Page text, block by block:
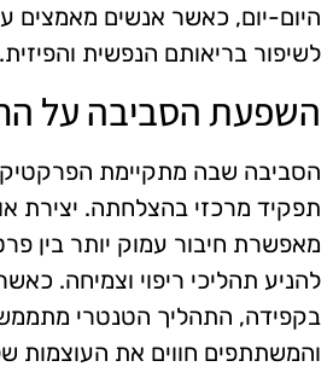
היום-יום, כאשר אנשים מאמצים
לשיפור בריאותם הנפשית והפיזית.
השפעת הסביבה על
הסביבה שבה מתקיימת
תפקיד מרכזי בהצלחתה. יצירת
מאפשרת חיבור עמוק יותר בין
להניע תהליכי ריפוי וצמיחה.
בקפידה, התהליך הטנטרי
והמשתתפים חווים את העוצמות